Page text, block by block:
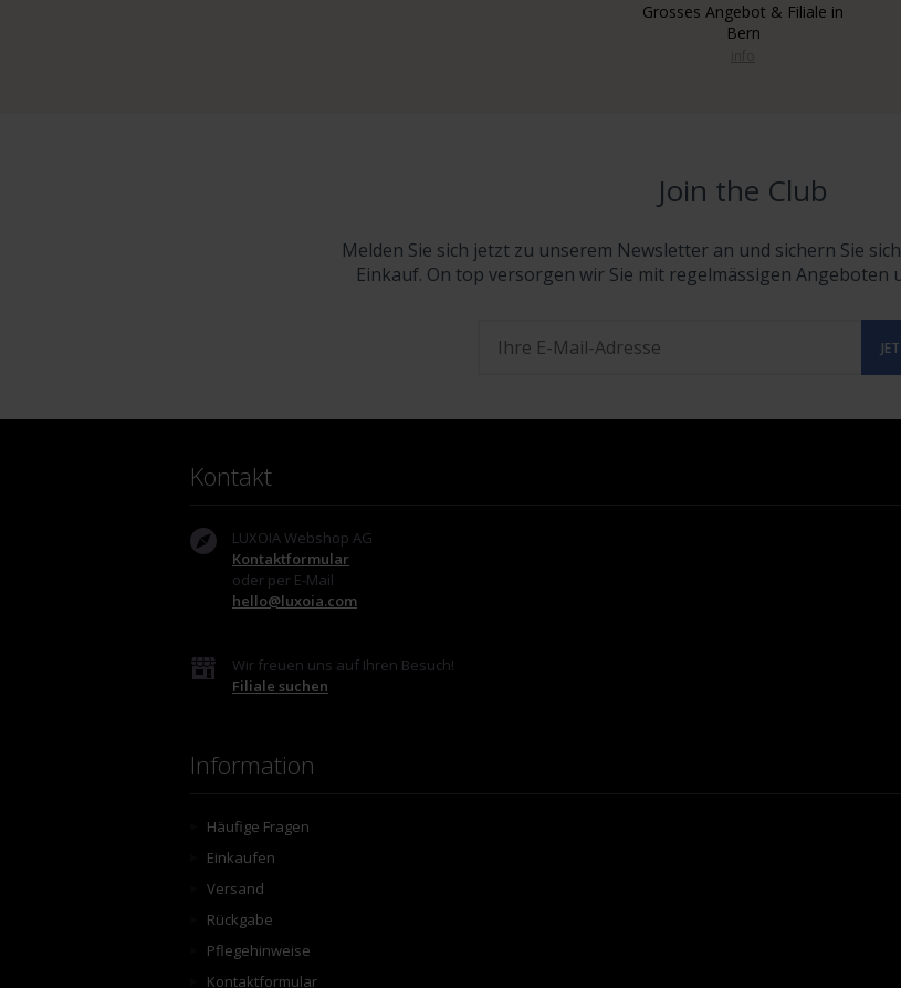
Grosses Angebot & Filiale in
Bern
Join the Club
Melden Sie sich jetzt zu unserem Newsletter an und sichern Sie
Einkauf. On top versorgen wir Sie mit regelmässigen Angeboten
Kontakt
LUXOIA Webshop AG
Kontaktformular
oder per E-Mail
hello@luxoia.com
Wir freuen uns auf Ihren Besuch!
Filiale suchen
Information
Häufige Fragen
Einkaufen
Versand
Rückgabe
Pflegehinweise
Kontaktformular